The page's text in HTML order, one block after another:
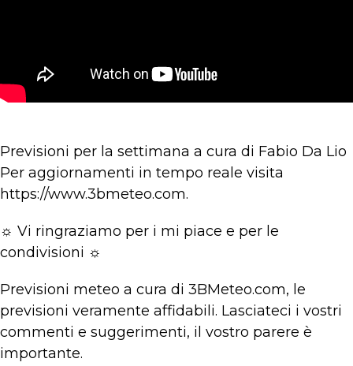
Previsioni per la settimana a cura di Fabio Da Lio
Per aggiornamenti in tempo reale visita
https://www.3bmeteo.com.
☼ Vi ringraziamo per i mi piace e per le
condivisioni ☼
Previsioni meteo a cura di 3BMeteo.com, le
previsioni veramente affidabili. Lasciateci i vostri
commenti e suggerimenti, il vostro parere è
importante.